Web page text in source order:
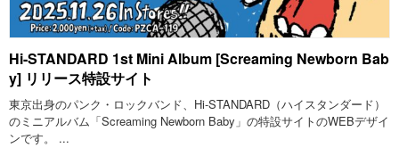
Hi-STANDARD 1st Mini Album [Screaming Newborn Bab
y] リリース特設サイト
東京出身のパンク・ロックバンド、Hi-STANDARD（ハイスタンダード）
のミニアルバム「Screaming Newborn Baby」の特設サイトのWEBデザイ
ンです。 ...